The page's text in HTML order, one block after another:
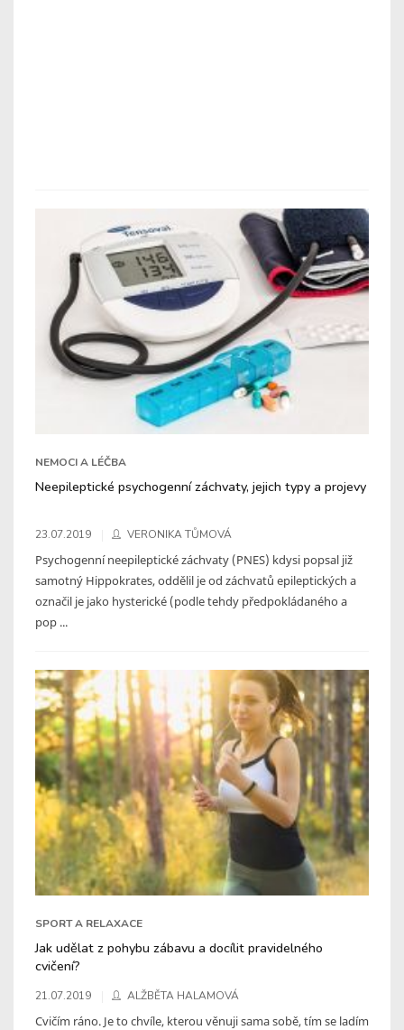
NEMOCI A LÉČBA
Neepileptické psychogenní záchvaty, jejich typy a projevy
23.07.2019 VERONIKA TŮMOVÁ
Psychogenní neepileptické záchvaty (PNES) kdysi popsal již
samotný Hippokrates, oddělil je od záchvatů epileptických a
označil je jako hysterické (podle tehdy předpokládaného a
pop ...
SPORT A RELAXACE
Jak udělat z pohybu zábavu a docílit pravidelného
cvičení?
21.07.2019 ALŽBĚTA HALAMOVÁ
Cvičím ráno. Je to chvíle, kterou věnuji sama sobě, tím se ladím